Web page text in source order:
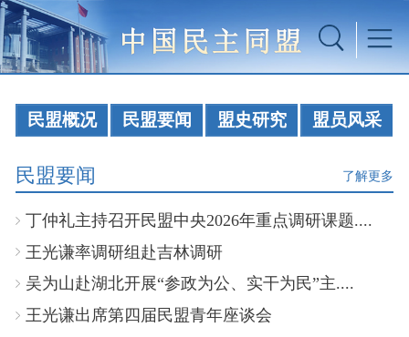
民盟概况 民盟要闻 盟史研究 盟员风采
民盟要闻 了解更多
丁仲礼主持召开民盟中央2026年重点调研课题....
王光谦率调研组赴吉林调研
吴为山赴湖北开展“参政为公、实干为民”主....
王光谦出席第四届民盟青年座谈会